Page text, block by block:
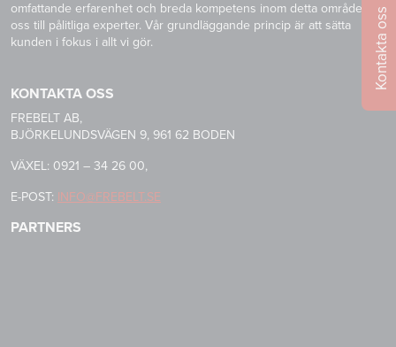
Kontakta oss
omfattande erfarenhet och breda kompetens inom detta område gör
oss till pålitliga experter. Vår grundläggande princip är att sätta
kunden i fokus i allt vi gör.
KONTAKTA OSS
FREBELT AB,
BJÖRKELUNDSVÄGEN 9, 961 62 BODEN
VÄXEL: 0921 – 34 26 00,
E-POST: INFO@FREBELT.SE
PARTNERS